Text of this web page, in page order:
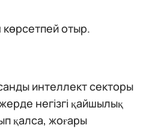
көрсетпей отыр.
интеллект секторы
негізгі қайшылық
қалса, жоғары